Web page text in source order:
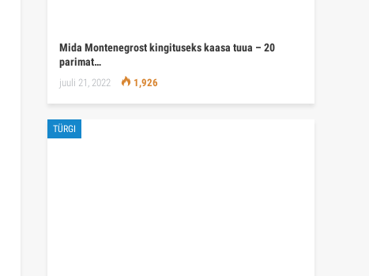
Mida Montenegrost kingituseks kaasa tuua – 20
parimat…
juuli 21, 2022 1,926
TÜRGI